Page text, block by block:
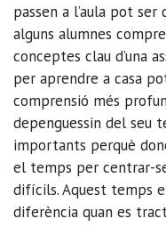
passen a l’aula pot
alguns alumnes
conceptes clau d’una
per aprendre a casa
comprensió més
depenguessin del seu
importants perquè
el temps per centrar-
difícils. Aquest temps
diferència quan es